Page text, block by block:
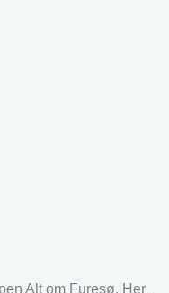
Alt om Furesø. Her